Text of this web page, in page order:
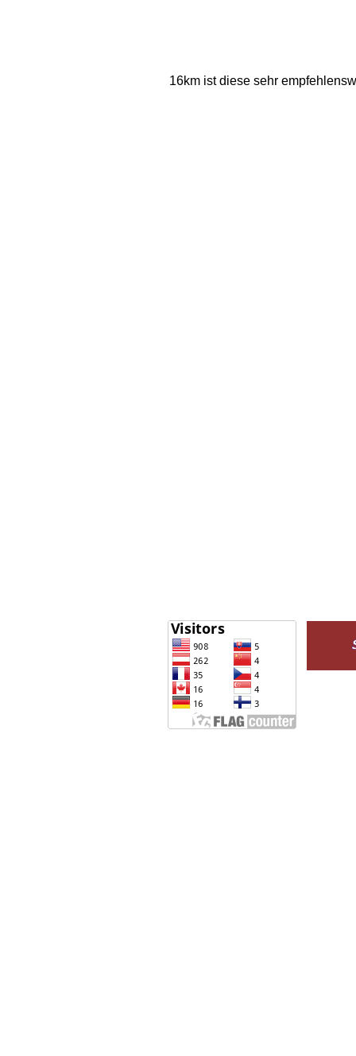
16km ist diese sehr